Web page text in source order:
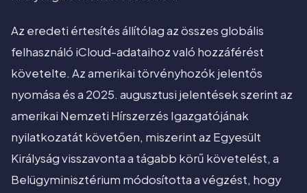
Az eredeti értesítés állítólag az összes globális
felhasználó iCloud-adataihoz való hozzáférést
követelte. Az amerikai törvényhozók jelentős
nyomása és a 2025. augusztusi jelentések szerint az
amerikai Nemzeti Hírszerzés Igazgatójának
nyilatkozatát követően, miszerint az Egyesült
Királyság visszavonta a tágabb körű követelést, a
Belügyminisztérium módosította a végzést, hogy